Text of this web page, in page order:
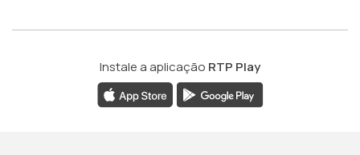
Instale a aplicação RTP Play